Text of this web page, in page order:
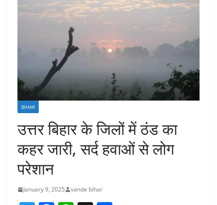
BIHAR
उत्तर बिहार के जिलों में ठंड का
कहर जारी, सर्द हवाओं से लोग
परेशान
January 9, 2025 vande bihar